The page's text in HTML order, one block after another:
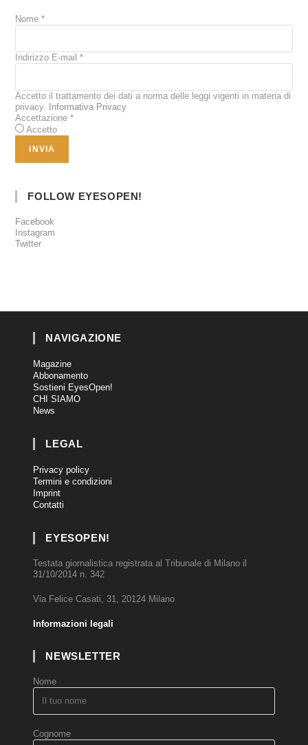
Nome*
Indirizzo E-mail*
Accetto il trattamento dei dati a norma delle leggi vigenti in materia di
privacy.
Informativa Privacy
Accettazione*
Accetto
FOLLOW EYESOPEN!
Facebook
Instagram
Twitter
NAVIGAZIONE
Magazine
Abbonamento
Sostieni EyesOpen!
CHI SIAMO
News
LEGAL
Privacy policy
Termini e condizioni
Imprint
Contatti
EYESOPEN!
Testata giornalistica registrata al Tribunale di Milano il
31/10/2014 n. 342
Via Felice Casati, 31, 20124 Milano
Informazioni legali
NEWSLETTER
Nome
Cognome